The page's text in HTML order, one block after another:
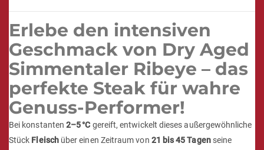
Erlebe den intensiven
Geschmack von Dry Aged
Simmentaler Ribeye – das
perfekte Steak für wahre
Genuss-Performer!
Bei konstanten2–5 °C gereift, entwickelt dieses außergewöhnliche
Stück Fleischüber einen Zeitraum von 21 bis 45 Tagenseine